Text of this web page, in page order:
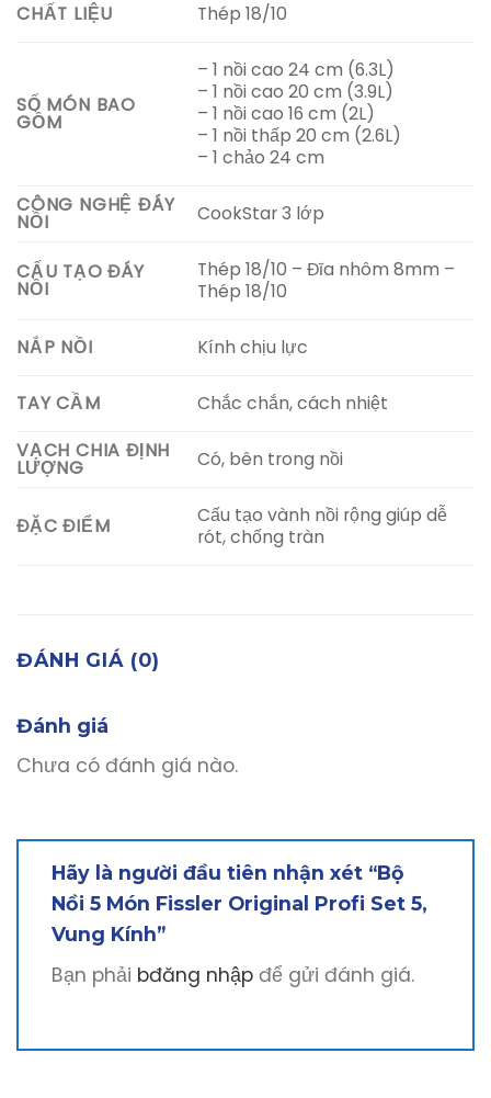
CHẤT LIỆU Thép 18/10
SỐ MÓN BAO
GỒM
– 1 nồi cao 24 cm (6.3L)
– 1 nồi cao 20 cm (3.9L)
– 1 nồi cao 16 cm (2L)
– 1 nồi thấp 20 cm (2.6L)
– 1 chảo 24 cm
CÔNG NGHỆ ĐÁY
NỒI CookStar 3 lớp
CẤU TẠO ĐÁY
NỒI
Thép 18/10 – Đĩa nhôm 8mm –
Thép 18/10
NẮP NỒI Kính chịu lực
TAY CẦM
Chắc chắn, cách nhiệt
VẠCH CHIA ĐỊNH
LƯỢNG Có, bên trong nồi
ĐẶC ĐIỂM
Cấu tạo vành nồi rộng giúp dễ
rót, chống tràn
ĐÁNH GIÁ (0)
Đánh giá
Chưa có đánh giá nào.
Hãy là người đầu tiên nhận xét “Bộ
Nồi 5 Món Fissler Original Profi Set 5,
Vung Kính”
Bạn phải bđăng nhập để gửi đánh giá.